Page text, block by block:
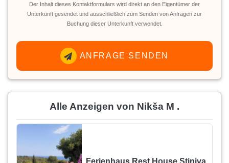
Der Inhalt dieses Kontaktformulars wird direkt an den Eigentümer der
Unterkunft gesendet und ausschließlich zum Senden von Anfragen zur
Buchung dieser Unterkunft verwendet.
ANFRAGE SENDEN
Alle Anzeigen von Nikša M .
Ferienhaus Rest House Stiniva